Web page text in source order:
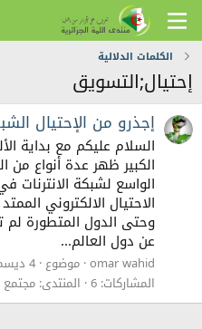
الكلمات الدلالية
إحتيال;التسويق
إجذرو من الإحتيال
السلام عليكم مع بداية
الكبير ظهر عدة أنواع من
الواسع لشبكة الانترنات
الاحتيال الالكتروني
وحتى الدول المتطورة
عن دول العالم...
omar wahid موضوع 4 ديسمبر 2015
المشاركات: 6
المنتدى: مجتمع